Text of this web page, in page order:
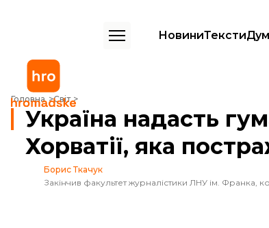
НовиниТексти
Головна Світ
Україна надасть гуманітарну допомогу Хорватії, яка
Україна надасть
Хорватії, яка
Борис Ткачук
Закінчив факультет журналістики ЛНУ ім. Франка,